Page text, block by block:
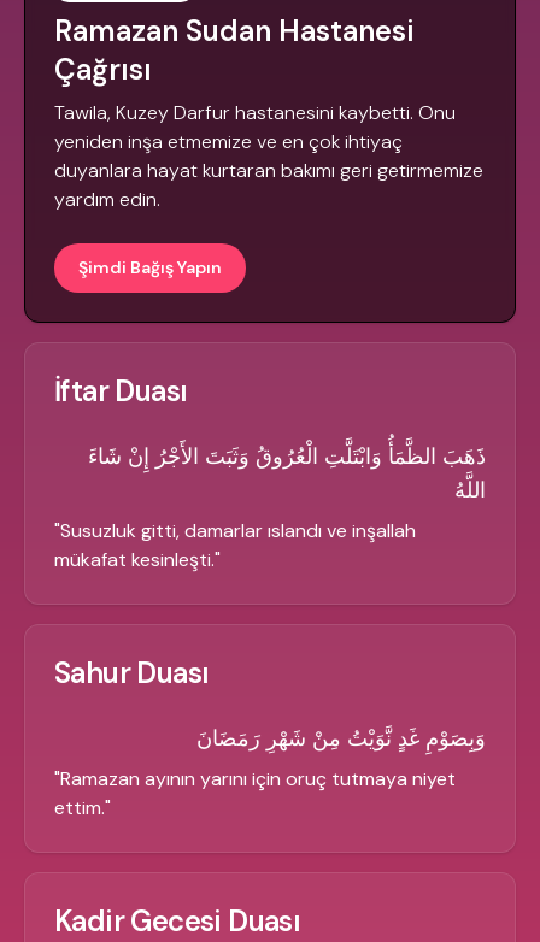
Ramazan Sudan Hastanesi
Çağrısı
Tawila, Kuzey Darfur hastanesini kaybetti. Onu
yeniden inşa etmemize ve en çok ihtiyaç
duyanlara hayat kurtaran bakımı geri getirmemize
yardım edin.
Şimdi Bağış Yapın
İftar Duası
ذَهَبَ الظَّمَأُ وَابْتَلَّتِ الْعُرُوقُ وَثَبَتَ الأَجْرُ إِنْ شَاءَ
اللَّهُ
"Susuzluk gitti, damarlar ıslandı ve inşallah
mükafat kesinleşti."
Sahur Duası
وَبِصَوْمِ غَدٍ نَّوَيْتُ مِنْ شَهْرِ رَمَضَانَ
"Ramazan ayının yarını için oruç tutmaya niyet
ettim."
Kadir Gecesi Duası